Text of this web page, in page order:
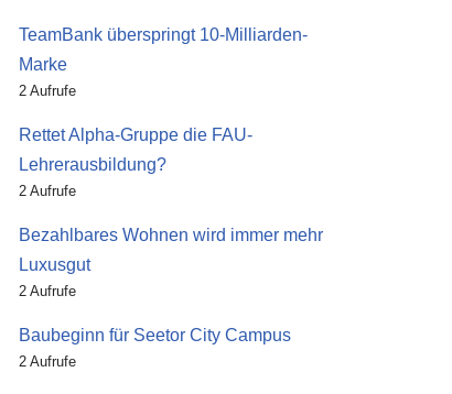
TeamBank überspringt 10-Milliarden-
Marke
2 Aufrufe
Rettet Alpha-Gruppe die FAU-
Lehrerausbildung?
2 Aufrufe
Bezahlbares Wohnen wird immer mehr
Luxusgut
2 Aufrufe
Baubeginn für Seetor City Campus
2 Aufrufe